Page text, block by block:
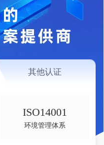
其他认证
ISO14001
环境管理体系